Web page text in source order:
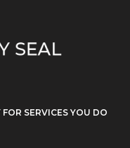
SERVICES YOU DO